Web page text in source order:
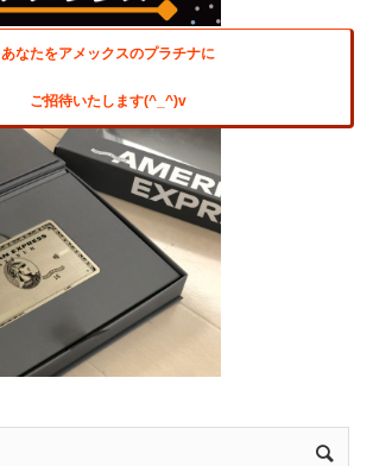
あなたをアメックスのプラチナに
ご招待いたします(^_^)v